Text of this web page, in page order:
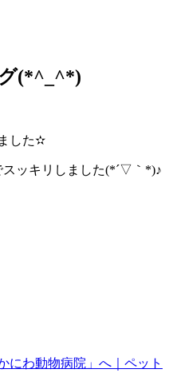
(*^_^*)
した✫
ッキリしました(*´▽｀*)♪